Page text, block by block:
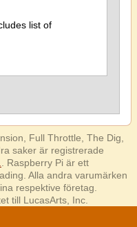
list of
Full Throttle, The Dig,
saker är registrerade
. Raspberry Pi är ett
Alla andra varumärken
respektive företag.
till LucasArts, Inc.